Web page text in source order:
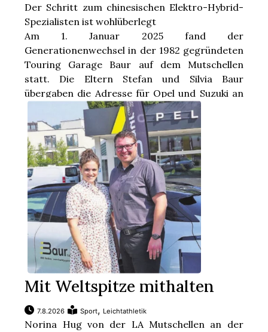
Der Schritt zum chinesischen Elektro-Hybrid-
Spezialisten ist wohlüberlegt
Am 1. Januar 2025 fand der
Generationenwechsel in der 1982 gegründeten
Touring Garage Baur auf dem Mutschellen
statt. Die Eltern Stefan und Silvia Baur
übergaben die Adresse für Opel und Suzuki an
ihre nächste ...
Mit Weltspitze mithalten
7.8.2026 Sport, Leichtathletik
Norina Hug von der LA Mutschellen an der